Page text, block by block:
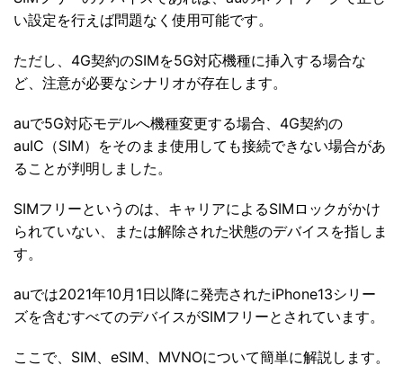
い設定を行えば問題なく使用可能です。
ただし、4G契約のSIMを5G対応機種に挿入する場合な
ど、注意が必要なシナリオが存在します。
auで5G対応モデルへ機種変更する場合、4G契約の
auIC（SIM）をそのまま使用しても接続できない場合があ
ることが判明しました。
SIMフリーというのは、キャリアによるSIMロックがかけ
られていない、または解除された状態のデバイスを指しま
す。
auでは2021年10月1日以降に発売されたiPhone13シリー
ズを含むすべてのデバイスがSIMフリーとされています。
ここで、SIM、eSIM、MVNOについて簡単に解説します。